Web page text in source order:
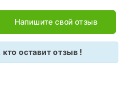
Напишите свой отзыв
оставит отзыв !